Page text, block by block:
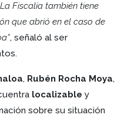
Fiscalía también tiene
que abrió en el caso de
, señaló al ser
, Rubén Rocha Moya,
localizable y
sobre su situación